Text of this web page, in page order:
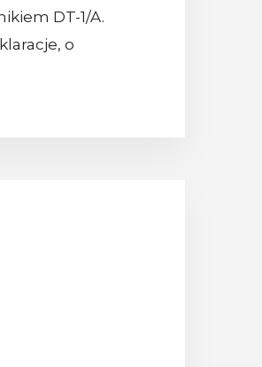
DT-1/A.
o